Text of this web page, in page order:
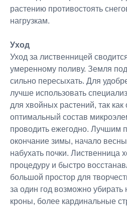
растению противостоять
нагрузкам.
Уход
Уход за лиственницей
умеренному поливу. Земля
сильно пересыхать. Для
лучше использовать
для хвойных растений, так
оптимальный состав
проводить ежегодно. Лучшим
окончание зимы, начало
набухать почки. Лиственница
процедуру и быстро
большой простор для
за один год возможно убирать
кроны, более кардинальные